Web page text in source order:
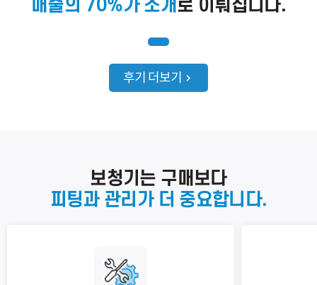
매출의 70%가 소개 로 이뤄집니다.
후기 더보기
보청기는 구매보다
피팅과 관리가 더 중요합니다.
이름
-